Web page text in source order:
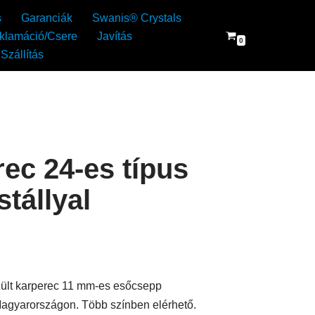
Garanciák
Swanis® Crystals
Csere
Javítás
Szállítás
0
24-es típus
karperec 11 mm-es esőcsepp
Több színben elérhető.